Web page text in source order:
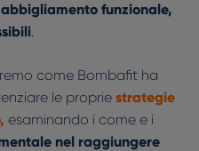
abbigliamento funzionale,
.
come Bombafit ha
le proprie strategie
, esaminando i come e i
nel raggiungere